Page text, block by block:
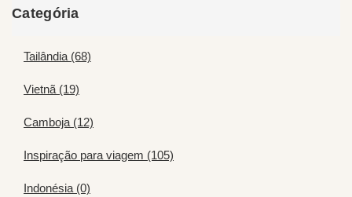
Categória
Tailândia (68)
Vietnã (19)
Camboja (12)
Inspiração para viagem (105)
Indonésia (0)